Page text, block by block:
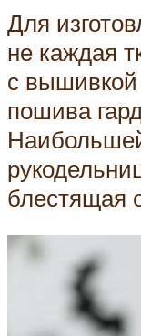
Для
не каждая
с вышивкой
пошива
блестящая